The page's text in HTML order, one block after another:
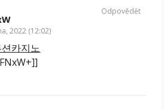
2022 (12:02)
카지노
Odpovědět